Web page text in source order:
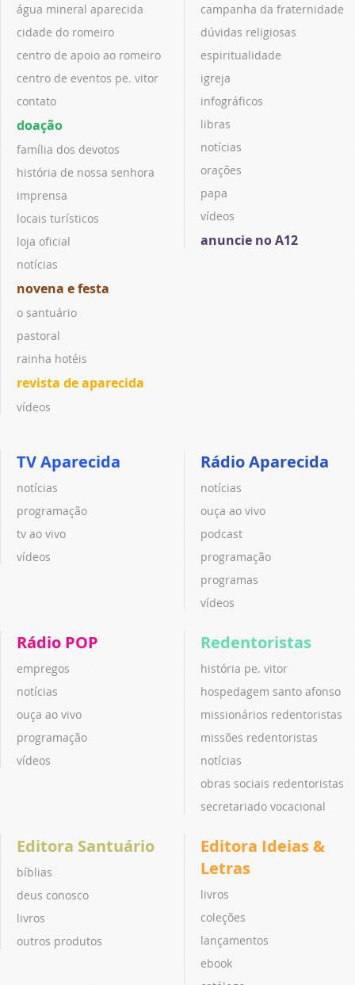
água mineral aparecida
cidade do romeiro
centro de apoio ao romeiro
centro de eventos pe. vitor
contato
doação
família dos devotos
história de nossa senhora
imprensa
locais turísticos
loja oficial
notícias
novena e festa
o santuário
pastoral
rainha hotéis
revista de aparecida
vídeos
campanha da fraternidade
dúvidas religiosas
espiritualidade
igreja
infográficos
libras
notícias
orações
papa
vídeos
anuncie no A12
TV Aparecida
notícias
programação
tv ao vivo
vídeos
Rádio Aparecida
notícias
ouça ao vivo
podcast
programação
programas
vídeos
Rádio POP
empregos
notícias
ouça ao vivo
programação
vídeos
Redentoristas
história pe. vitor
hospedagem santo afonso
missionários redentoristas
missões redentoristas
notícias
obras sociais redentoristas
secretariado vocacional
Editora Santuário
bíblias
deus conosco
livros
outros produtos
Editora Ideias &
Letras
livros
coleções
lançamentos
ebook